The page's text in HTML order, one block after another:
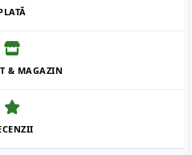
& MAGAZIN